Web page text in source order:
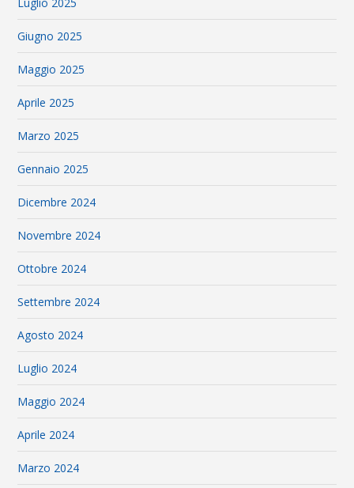
Giugno 2025
Maggio 2025
Aprile 2025
Marzo 2025
Gennaio 2025
Dicembre 2024
Novembre 2024
Ottobre 2024
Settembre 2024
Agosto 2024
Luglio 2024
Maggio 2024
Aprile 2024
Marzo 2024